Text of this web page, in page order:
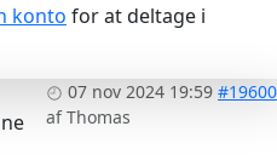
konto for at deltage i
07 nov 2024 19:59 #19600
afThomas